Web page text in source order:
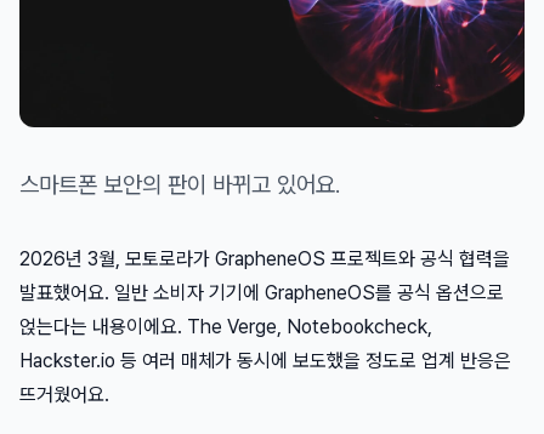
스마트폰 보안의 판이 바뀌고 있어요.
2026년 3월, 모토로라가 GrapheneOS 프로젝트와 공식 협력을
발표했어요. 일반 소비자 기기에 GrapheneOS를 공식 옵션으로
얹는다는 내용이에요. The Verge, Notebookcheck,
Hackster.io 등 여러 매체가 동시에 보도했을 정도로 업계 반응은
뜨거웠어요.